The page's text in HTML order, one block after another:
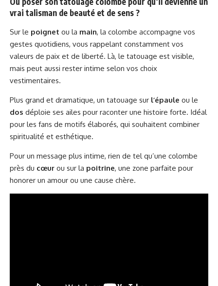
vrai talisman de beauté et de sens ?
Sur le poignet ou la main, la colombe accompagne vos
gestes quotidiens, vous rappelant constamment vos
valeurs de paix et de liberté. Là, le tatouage est visible,
mais peut aussi rester intime selon vos choix
vestimentaires.
Plus grand et dramatique, un tatouage sur l’épaule ou le
dos déploie ses ailes pour raconter une histoire forte. Idéal
pour les fans de motifs élaborés, qui souhaitent combiner
spiritualité et esthétique.
Pour un message plus intime, rien de tel qu’une colombe
près du cœur ou sur la poitrine, une zone parfaite pour
honorer un amour ou une cause chère.